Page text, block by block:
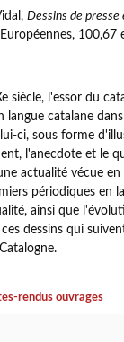
Dessins de
100,67
siècle, l'essor du
langue catalane
ci, sous forme
l'anecdote et le
actualité vécue en
périodiques en
ainsi que
dessins qui
rendus ouvrages